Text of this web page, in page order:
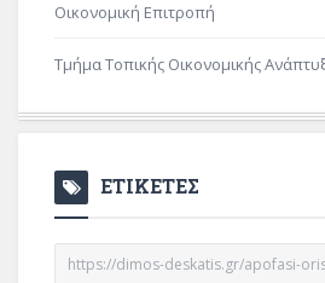
Οικονομική Επιτροπή
Τμήμα Τοπικής Οικονομικής
ΕΤΙΚΕΤΕΣ
https://dimos-deskatis.gr/apofasi-